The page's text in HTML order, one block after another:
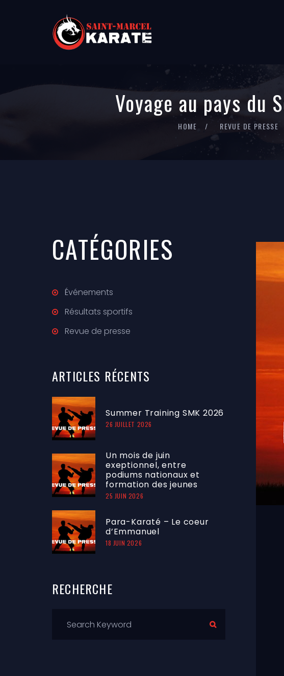
Voyage au pays du
HOME REVUE DE PRESSE
CATÉGORIES
Événements
Résultats sportifs
Revue de presse
ARTICLES RÉCENTS
Summer Training SMK 2026
26 JUILLET 2026
Un mois de juin
exeptionnel, entre
podiums nationaux et
formation des jeunes
25 JUIN 2026
Para-Karaté – Le coeur
d’Emmanuel
18 JUIN 2026
RECHERCHE